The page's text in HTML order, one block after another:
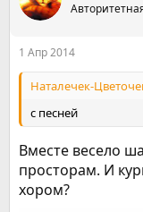
и
1 Апр 2014
Наталечек-
с песней
Вместе весело
просторам. И
хором?